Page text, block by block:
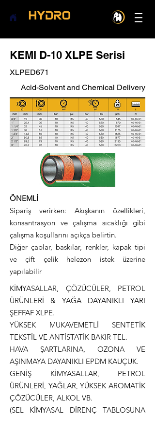
KEMI D-10 XLPE Serisi
XLPED671
Acid-Solvent and Chemical Delivery
ÖNEMLİ
Sipariş verirken: Akışkanın özellikleri,
konsantrasyon ve çalışma sıcaklığı gibi
çalışma koşullarını açıkça belirtin.
Diğer çaplar, baskılar, renkler, kapak tipi
ve çift çelik helezon istek üzerine
yapılabilir
KİMYASALLAR, ÇÖZÜCÜLER, PETROL
ÜRÜNLERİ & YAĞA DAYANIKLI YARI
ŞEFFAF XLPE.
YÜKSEK MUKAVEMETLİ SENTETİK
TEKSTİL VE ANTİSTATİK BAKIR TEL.
HAVA ŞARTLARINA, OZONA VE
AŞINMAYA DAYANIKLI EPDM KAUÇUK.
GENİŞ KİMYASALLAR, PETROL
ÜRÜNLERİ, YAĞLAR, YÜKSEK AROMATİK
ÇÖZÜCÜLER, ALKOL VB.
(SEL KİMYASAL DİRENÇ TABLOSUNA